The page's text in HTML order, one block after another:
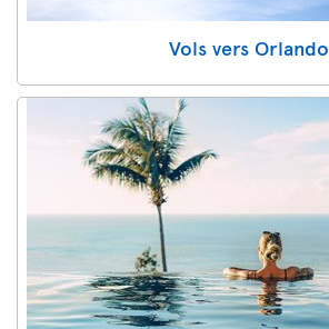
Vols vers Orlando